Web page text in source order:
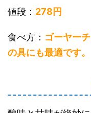
値段： 278円
食べ方： ゴーヤー
の具にも最適です。